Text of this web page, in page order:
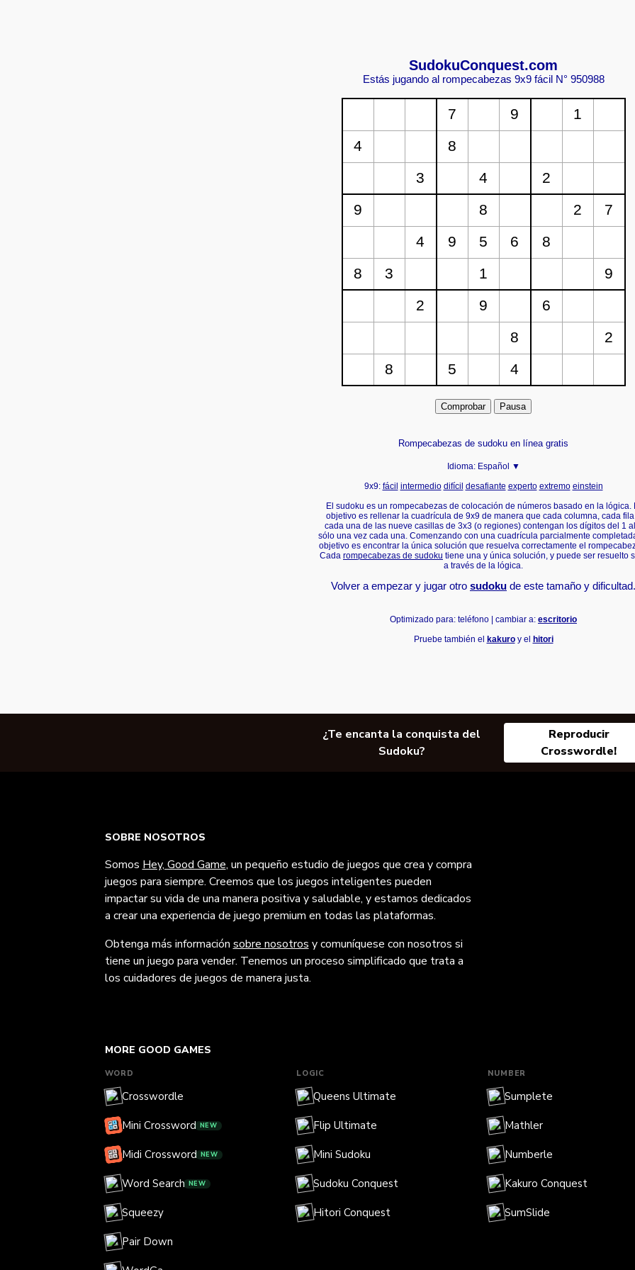
SudokuConquest.com
Estás jugando al rompecabezas 9x9 fácil N° 950988
Rompecabezas de sudoku en línea gratis
Idioma: Español ▼
9x9: fácil intermedio difícil desafiante experto extremo einstein
El sudoku es un rompecabezas de colocación de números basado en la lógica.
objetivo es rellenar la cuadrícula de 9x9 de manera que cada columna, cada
cada una de las nueve casillas de 3x3 (o regiones) contengan los dígitos del 1
sólo una vez cada una. Comenzando con una cuadrícula parcialmente
objetivo es encontrar la única solución que resuelva correctamente el
Cada rompecabezas de sudoku tiene una y única solución, y puede ser resuelto
a través de la lógica.
Volver a empezar y jugar otro sudoku de este tamaño y dificultad.
Optimizado para: teléfono | cambiar a: escritorio
Pruebe también el
kakuroy el hitori
¿Te encanta la conquista del
Sudoku?
Reproducir
Crosswordle!
SOBRE NOSOTROS
Somos Hey, Good Game, un pequeño estudio de juegos que crea y compra
juegos para siempre. Creemos que los juegos inteligentes pueden
impactar su vida de una manera positiva y saludable, y estamos dedicados
a crear una experiencia de juego premium en todas las plataformas.
Obtenga más información sobre nosotros y comuníquese con nosotros si
tiene un juego para vender. Tenemos un proceso simplificado que trata a
los cuidadores de juegos de manera justa.
MORE GOOD GAMES
WORD
Crosswordle
Mini Crossword NEW
Midi Crossword NEW
Word Search NEW
Squeezy
Pair Down
LOGIC
Queens Ultimate
Flip Ultimate
Mini Sudoku
Sudoku Conquest
Hitori Conquest
NUMBER
Sumplete
Mathler
Numberle
Kakuro Conquest
SumSlide